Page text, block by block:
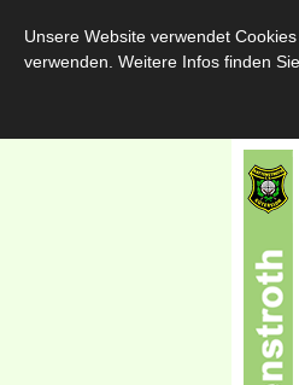
Unsere Website verwendet
verwenden. Weitere Infos finden